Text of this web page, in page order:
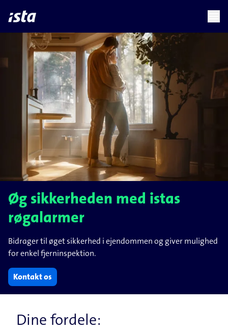
languagechevron_right
Øg sikkerheden med istas
røgalarmer
Bidrager til øget sikkerhed i ejendommen og giver mulighed
for enkel fjerninspektion.
Kontakt os
Dine fordele: